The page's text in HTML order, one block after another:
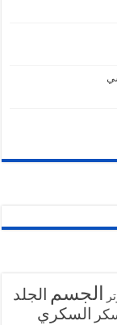
الجسم الجلد
السكري